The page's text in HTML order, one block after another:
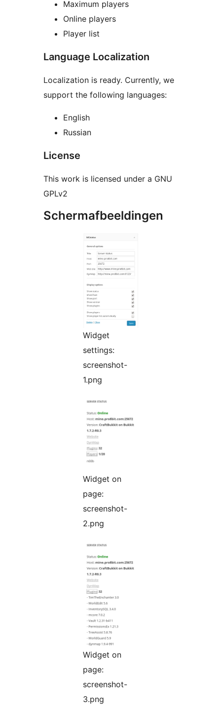
Maximum players
Online players
Player list
Language Localization
Localization is ready. Currently, we
support the following languages:
English
Russian
License
This work is licensed under a GNU
GPLv2
Schermafbeeldingen
Widget
settings:
screenshot-
1.png
Widget on
page:
screenshot-
2.png
Widget on
page:
screenshot-
3.png